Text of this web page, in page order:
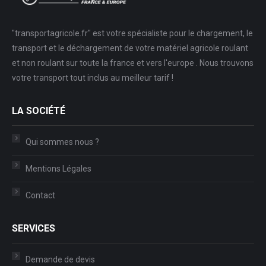
"transportagricole.fr" est votre spécialiste pour le chargement, le
transport et le déchargement de votre matériel agricole roulant
et non roulant sur toute la france et vers l'europe . Nous trouvons
votre transport tout inclus au meilleur tarif !
LA SOCIÉTÉ
Qui sommes nous ?
Mentions Légales
Contact
SERVICES
Demande de devis